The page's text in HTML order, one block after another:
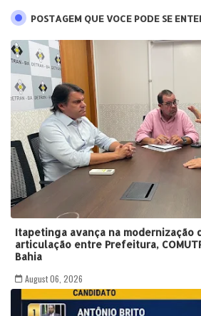
POSTAGEM QUE VOCE PODE SE
Itapetinga avança na modernização
articulação entre Prefeitura,
Bahia
August 06, 2026